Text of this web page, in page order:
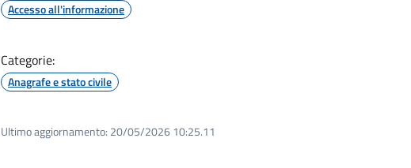
Accesso all'informazione
Categorie:
Anagrafe e stato civile
Ultimo aggiornamento: 20/05/2026 10:25.11